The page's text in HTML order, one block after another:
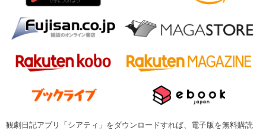
観劇日記アプリ「シアティ」をダウンロードすれば、電子版を無料購読